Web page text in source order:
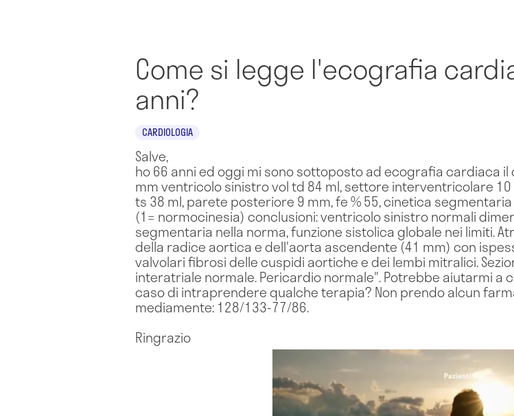
Come si legge l'ecografia
anni?
CARDIOLOGIA
Salve,
ho 66 anni ed oggi mi sono sottoposto ad ecografia cardiaca
mm ventricolo sinistro vol td 84 ml, settore interventricolare
ts 38 ml, parete posteriore 9 mm, fe % 55, cinetica
(1= normocinesia) conclusioni: ventricolo sinistro normali
segmentaria nella norma, funzione sistolica globale nei limiti.
della radice aortica e dell'aorta ascendente (41 mm) con
valvolari fibrosi delle cuspidi aortiche e dei lembi mitralici.
interatriale normale. Pericardio normale". Potrebbe aiutarmi a
caso di intraprendere qualche terapia? Non prendo alcun
mediamente: 128/133-77/86.
Ringrazio